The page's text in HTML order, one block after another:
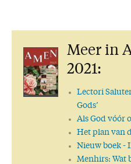
Meer in
2021:
Lectori
Gods’
Als God vóór
Het plan van
Nieuw boek-
Menhirs: Wat